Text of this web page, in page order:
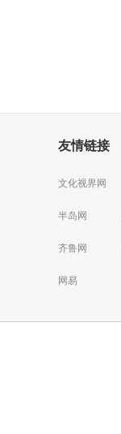
友情链接
文化视界网
半岛网
齐鲁网
网易